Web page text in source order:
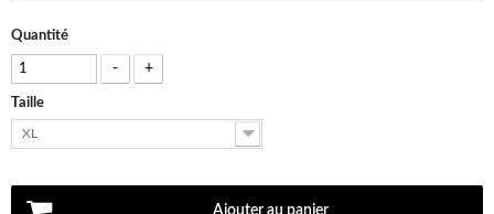
Quantité
- +
Taille
XL
Ajouter au panier